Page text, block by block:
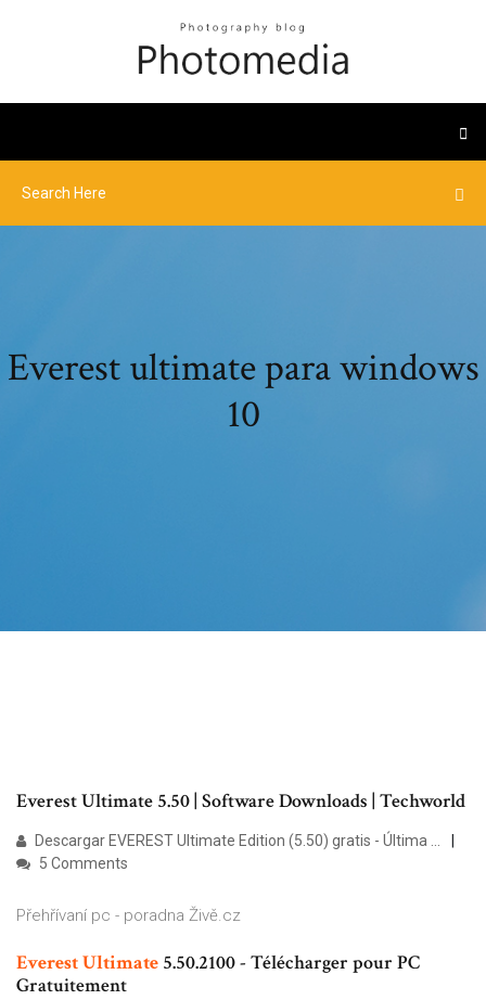
Everest ultimate para windows
10
Everest Ultimate 5.50 | Software Downloads | Techworld
Descargar EVEREST Ultimate Edition (5.50) gratis - Última ...
5 Comments
Přehřívaní pc - poradna Živě.cz
EverestUltimate 5.50.2100 - Télécharger pour PC
Gratuitement